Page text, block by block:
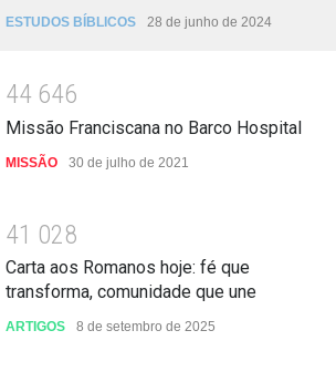
ESTUDOS BÍBLICOS 28 de junho de 2024
44 646
Missão Franciscana no Barco Hospital
MISSÃO 30 de julho de 2021
41 028
Carta aos Romanos hoje: fé que
transforma, comunidade que une
ARTIGOS 8 de setembro de 2025